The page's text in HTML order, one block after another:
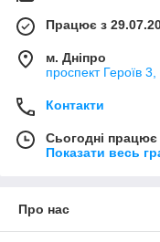
Працює з
м. Дніпро
проспект Героїв
Контакти
Сьогодні
Показати весь
Про нас